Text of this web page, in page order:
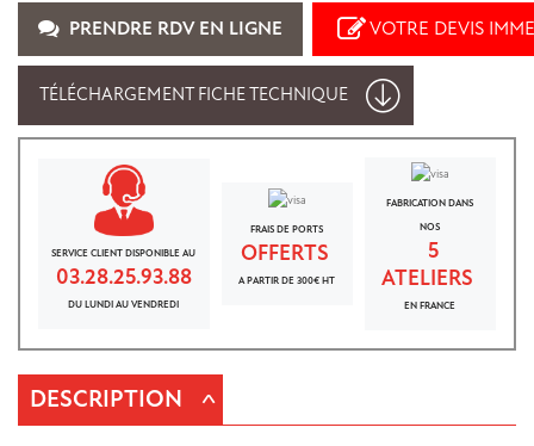
PRENDRE RDV EN LIGNE VOTRE DEVIS
TÉLÉCHARGEMENT FICHE TECHNIQUE
SERVICE CLIENT DISPONIBLE AU
03.28.25.93.88
DU LUNDI AU VENDREDI
FRAIS DE PORTS
OFFERTS
A PARTIR DE 300€ HT
FABRICATION DANS
NOS
5
ATELIERS
EN FRANCE
DESCRIPTION ^